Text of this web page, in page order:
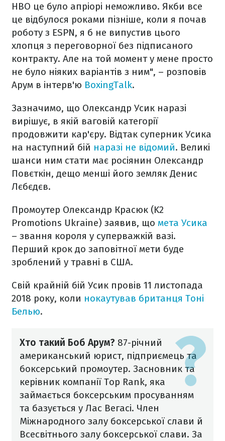
НВО це було апріорі неможливо. Якби все
це відбулося роками пізніше, коли я почав
роботу з ESPN, я б не випустив цього
хлопця з переговорної без підписаного
контракту. Але на той момент у мене просто
не було ніяких варіантів з ним", – розповів
Арум в інтерв'ю BoxingTalk.
Зазначимо, що Олександр Усик наразі
вирішує, в якій ваговій категорії
продовжити кар'єру. Відтак суперник Усика
на наступний бій наразі не відомий. Великі
шанси ним стати має росіянин Олександр
Повєткін, дещо менші його земляк Денис
Лєбєдєв.
Промоутер Олександр Красюк (K2
Promotions Ukraine) заявив, що мета Усика
– звання короля у суперважкій вазі.
Перший крок до заповітної мети буде
зроблений у травні в США.
Свій крайній бій Усик провів 11 листопада
2018 року, коли нокаутував британця Тоні
Белью.
Хто такий Боб Арум? 87-річний
американський юрист, підприємець та
боксерський промоутер. Засновник та
керівник компанії Top Rank, яка
займається боксерським просуванням
та базується у Лас Вегасі. Член
Міжнародного залу боксерської слави й
Всесвітнього залу боксерської слави. За